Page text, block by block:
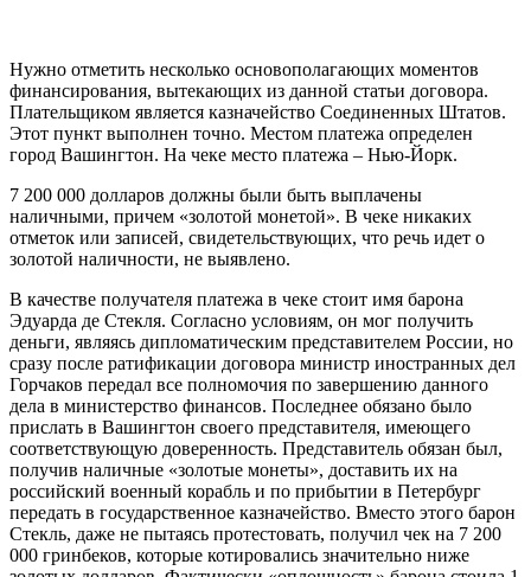
Нужно отметить несколько основополагающих моментов
финансирования, вытекающих из данной статьи договора.
Плательщиком является казначейство Соединенных Штатов.
Этот пункт выполнен точно. Местом платежа определен
город Вашингтон. На чеке место платежа – Нью-Йорк.
7 200 000 долларов должны были быть выплачены
наличными, причем «золотой монетой». В чеке никаких
отметок или записей, свидетельствующих, что речь идет о
золотой наличности, не выявлено.
В качестве получателя платежа в чеке стоит имя барона
Эдуарда де Стекля. Согласно условиям, он мог получить
деньги, являясь дипломатическим представителем России, но
сразу после ратификации договора министр иностранных дел
Горчаков передал все полномочия по завершению данного
дела в министерство финансов. Последнее обязано было
прислать в Вашингтон своего представителя, имеющего
соответствующую доверенность. Представитель обязан был,
получив наличные «золотые монеты», доставить их на
российский военный корабль и по прибытии в Петербург
передать в государственное казначейство. Вместо этого барон
Стекль, даже не пытаясь протестовать, получил чек на 7 200
000 гринбеков, которые котировались значительно ниже